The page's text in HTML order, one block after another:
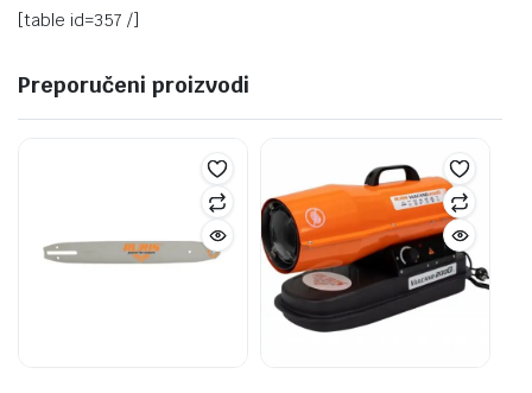
[table id=357 /]
Preporučeni proizvodi